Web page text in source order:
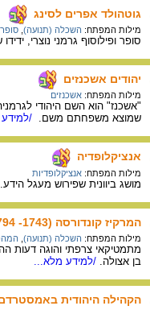
גוטהולד אפרים לסינג
מילות המפתח: השכלה (תנועה)
סופר ופילוסוף גרמני נוצרי, ידידו של משה
יהודים אשכנזים
מילות המפתח: אשכנזים
"אשכנז" הוא השם היהודי
שמוצא משפחתם משם. /
אנציקלופדיה
מילות המפתח: אנציקלופדיות
מושג ביוונית שפירוש מעגל
המרקיז קונדורסה (1743- 1794)
מילות המפתח: השכלה (תנועה)
מתמטיקאי צרפתי והוגה דעות
בן אצולה. /למידע מלא...
הקהילה היהודית